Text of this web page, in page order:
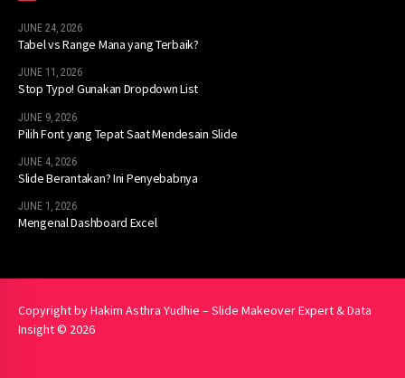
JUNE 24, 2026
Tabel vs Range Mana yang Terbaik?
JUNE 11, 2026
Stop Typo! Gunakan Dropdown List
JUNE 9, 2026
Pilih Font yang Tepat Saat Mendesain Slide
JUNE 4, 2026
Slide Berantakan? Ini Penyebabnya
JUNE 1, 2026
Mengenal Dashboard Excel
Copyright by Hakim Asthra Yudhie – Slide Makeover Expert & Data
Insight © 2026